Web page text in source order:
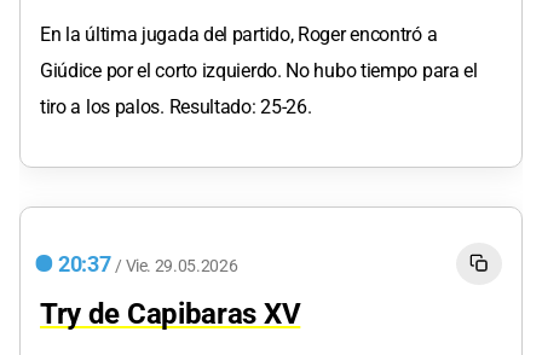
En la última jugada del partido, Roger encontró a
Giúdice por el corto izquierdo. No hubo tiempo para el
tiro a los palos. Resultado: 25-26.
20:37 / Vie. 29.05.2026
Try de Capibaras XV